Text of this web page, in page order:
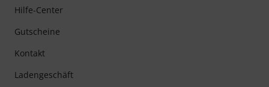
Hilfe-Center
Gutscheine
Kontakt
Ladengeschäft